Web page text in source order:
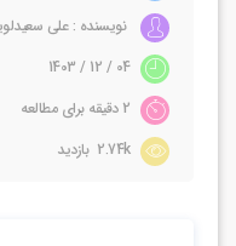
نویسنده : علی
04 / 12 / 1403
2.74k بازدید